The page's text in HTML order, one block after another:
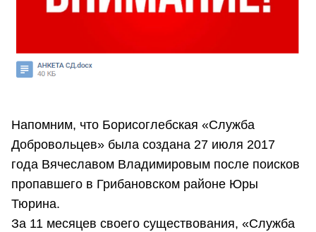
Напомним, что Борисоглебская «Служба
Добровольцев» была создана 27 июля 2017
года Вячеславом Владимировым после поисков
пропавшего в Грибановском районе Юры
Тюрина.
За 11 месяцев своего существования, «Служба